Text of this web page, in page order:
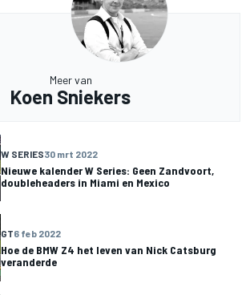
Meer van
Koen Sniekers
W SERIES30 mrt 2022
Nieuwe kalender W Series: Geen Zandvoort,
doubleheaders in Miami en Mexico
GT6 feb 2022
Hoe de BMW Z4 het leven van Nick Catsburg
veranderde